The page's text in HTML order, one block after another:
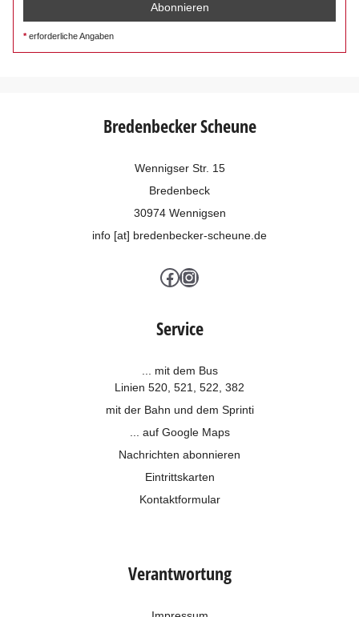
erforderliche Angaben
Bredenbecker Scheune
Wennigser Str. 15
Bredenbeck
30974 Wennigsen
info [at] bredenbecker-scheune.de
Facebook
Instagram
Service
... mit dem Bus
Linien 520, 521, 522, 382
mit der Bahn und dem Sprinti
... auf Google Maps
Nachrichten abonnieren
Eintrittskarten
Kontaktformular
Verantwortung